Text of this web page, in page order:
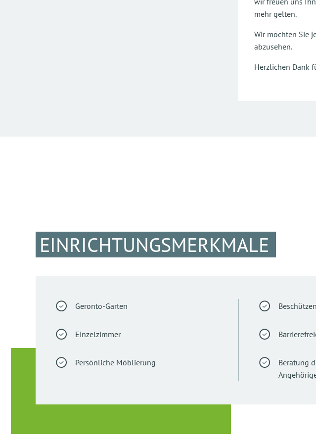
mehr gelten.
Wir möchten Sie
abzusehen.
Herzlichen Dank
EINRICHTUNGSMERKMALE
Geronto-Garten
Einzelzimmer
Persönliche Möblierung
Beratung